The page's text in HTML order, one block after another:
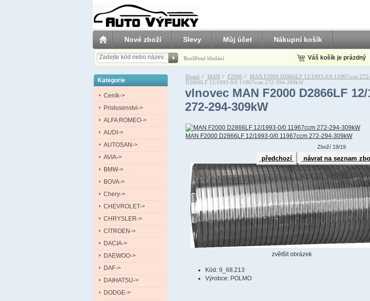
Nové zboží Slevy Můj účet Nákupní košík
Rozšířené hledání Váš košík je prázdný
Kategorie
Ceník->
Prislusenstvi->
ALFA ROMEO->
AUDI->
AUTOSAN->
AVIA->
BMW->
BOVA->
Chery->
CHEVROLET->
CHRYSLER->
CITROEN->
DACIA->
DAEWOO->
DAF->
DAIHATSU->
DODGE->
Domů // MAN // F2000 // MAN F2000 D2866LF 12/1993-0/0 11967ccm
D2866LF 12/1993-0/0 11967ccm 272-294-309kW
vlnovec MAN F2000 D2866LF
272-294-309kW
MAN F2000 D2866LF 12/1993-0/0 11967ccm 272-294-309kW
Zboží 19/19
předchozí návrat na seznam
zvětšit obrázek
Kód: 9_68.213
Výrobce: POLMO